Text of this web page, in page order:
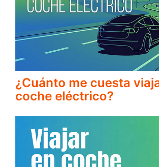
¿Cuánto me cuesta
coche eléctrico?